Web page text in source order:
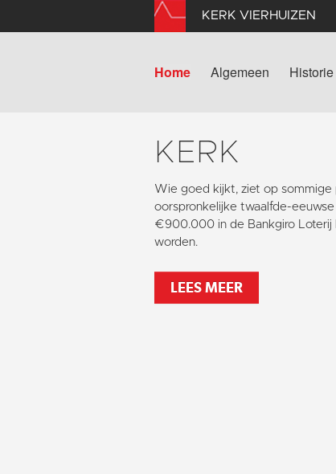
KERK VIERHUIZEN
Home Algemeen Historie
KERK
Wie goed kijkt, ziet op sommige
oorspronkelijke twaalfde-
€900.000 in de Bankgiro Loterij
worden.
LEES MEER